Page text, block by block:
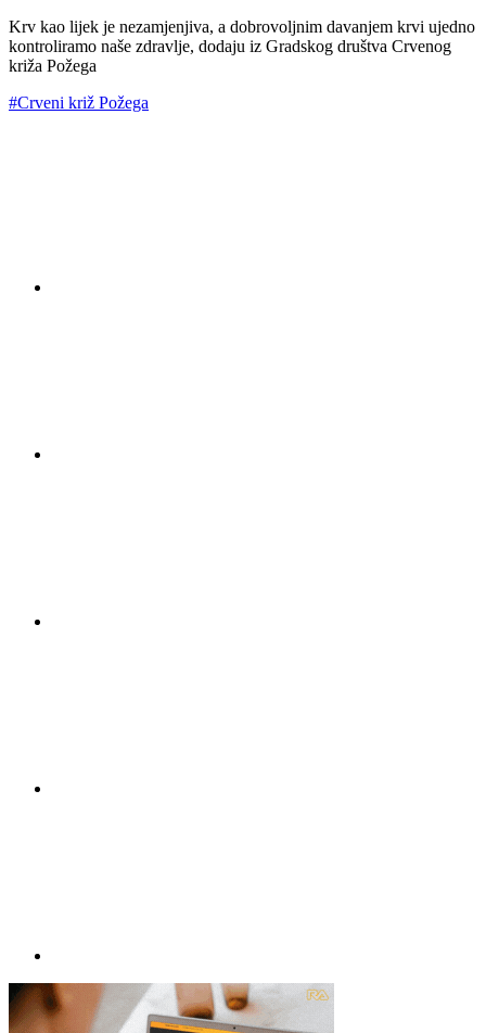
Krv kao lijek je nezamjenjiva, a dobrovoljnim davanjem krvi ujedno
kontroliramo naše zdravlje, dodaju iz Gradskog društva Crvenog
križa Požega
#Crveni križ Požega